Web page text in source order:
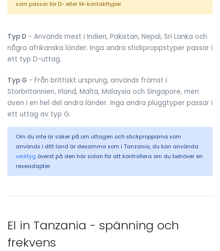
som passar för D- eller M-kontakttyper.
Typ D - Används mest i Indien, Pakistan, Nepal, Sri Lanka och
några afrikanska länder. Inga andra stickproppstyper passar i
ett typ D-uttag.
Typ G - Från brittiskt ursprung, används främst i
Storbritannien, Irland, Malta, Malaysia och Singapore, men
även i en hel del andra länder. Inga andra pluggtyper passar i
ett uttag av typ G.
Om du inte är säker på om uttagen och stickpropparna som
används i ditt land är desamma som i Tanzania, du kan använda
verktyg överst på den här sidan för att kontrollera om du behöver en
reseadapter.
El in Tanzania - spänning och
frekvens